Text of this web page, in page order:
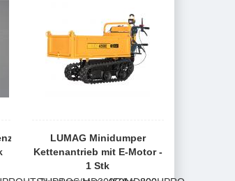
LUMAG Minidumper
Kettenantrieb mit E-Motor -
1 Stk